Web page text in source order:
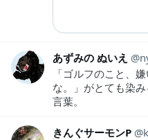
あずみの ぬいえ
「ゴルフのこと、
な。」がとても染
言葉。
きんぐサーモンP